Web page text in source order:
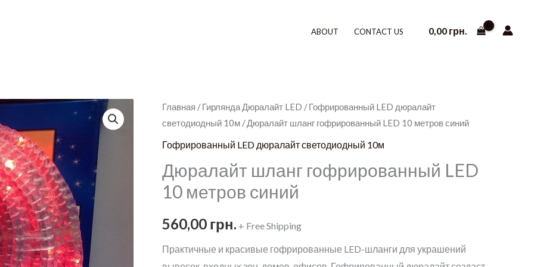
ABOUT CONTACT US 0,00 грн.
Главная /Гирлянда Дюралайт LED /Гофрированный LED дюралайт
светодиодный 10м / Дюралайт шланг гофрированный LED 10 метров синий
Гофрированный LED дюралайт светодиодный 10м
Дюралайт шланг гофрированный LED
10 метров синий
560,00 грн. + Free Shipping
Практичные и красивые гофрированные LED-шланги для украшений